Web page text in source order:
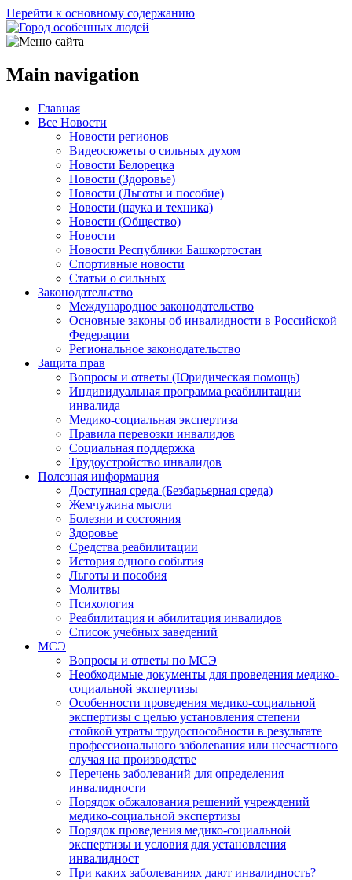
Перейти к основному содержанию
Main navigation
Главная
Все Новости
Новости регионов
Видеосюжеты о сильных духом
Новости Белорецка
Новости (Здоровье)
Новости (Льготы и пособие)
Новости (наука и техника)
Новости (Общество)
Новости
Новости Республики Башкортостан
Спортивные новости
Статьи о сильных
Законодательство
Международное законодательство
Основные законы об инвалидности в Российской
Федерации
Региональное законодательство
Защита прав
Вопросы и ответы (Юридическая помощь)
Индивидуальная программа реабилитации
инвалида
Медико-социальная экспертиза
Правила перевозки инвалидов
Социальная поддержка
Трудоустройство инвалидов
Полезная информация
Доступная среда (Безбарьерная среда)
Жемчужина мысли
Болезни и состояния
Здоровье
Средства реабилитации
История одного события
Льготы и пособия
Молитвы
Психология
Реабилитация и абилитация инвалидов
Список учебных заведений
МСЭ
Вопросы и ответы по МСЭ
Необходимые документы для проведения медико-
социальной экспертизы
Особенности проведения медико-социальной
экспертизы с целью установления степени
стойкой утраты трудоспособности в результате
профессионального заболевания или несчастного
случая на производстве
Перечень заболеваний для определения
инвалидности
Порядок обжалования решений учреждений
медико-социальной экспертизы
Порядок проведения медико-социальной
экспертизы и условия для установления
инвалидност
При каких заболеваниях дают инвалидность?